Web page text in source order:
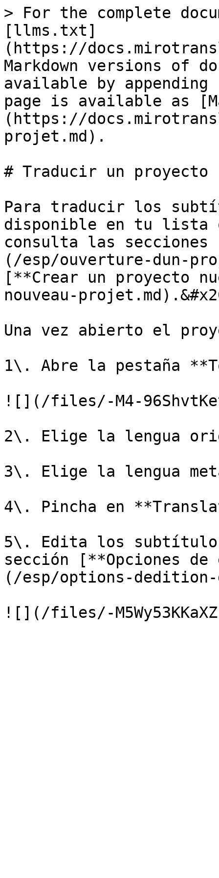
> For the complete
[llms.txt]
(https://
Markdown versions of
available by
page is available as
(https://
projet.md).
# Traducir un proyecto
Para traducir los
disponible en tu lista
consulta las
(/esp/ouverture-dun-
[**Crear un proyecto
nouveau-
Una vez abierto el
1\. Abre la pestaña
![](/files/-M4-
2\. Elige la lengua
3\. Elige la lengua
4\. Pincha en
5\. Edita los
sección [**Opciones
(/esp/options-